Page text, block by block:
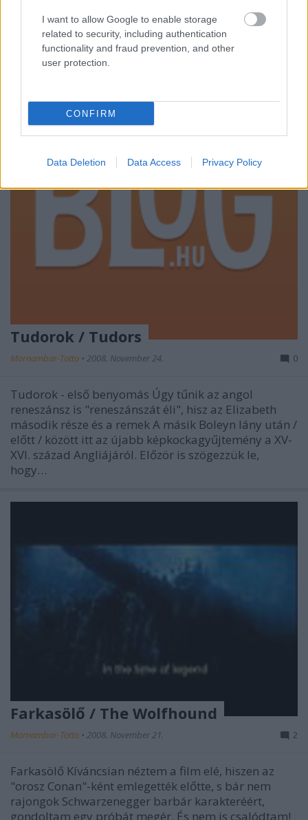
I want to allow Google to enable storage
related to security, including authentication
functionality and fraud prevention, and other
user protection.
CONFIRM
Data Deletion Data Access Privacy Policy
csúnyácska poszter és a nem…
Tudorok / Tudors
Mornambar-Totto • 2008. November 24. 0
Tudorok - első benyomás Úgy tűnik az angol
reneszánsz is "reneszánszát éli", hisz az Elizabeth
második része és a remek A másik Boleyn lány után /
előtt / között itt az újabb képkockagyűjtemény a XV-
XVI. század Angliájáról. Előzör is szögezzük le,
hogy…
Farkasölő / The Wolfhound
Mornambar-Totto • 2008. November 21. 2
Farkasölő Kíváncsian néztem a film elé, hiszen az
"orosz Conan"-ként emlegették előtte, s bár nem
rajongok Schwarzenegger barbár karakteréért,
gondoltam egy próbát megér. És nem is csalódtam!